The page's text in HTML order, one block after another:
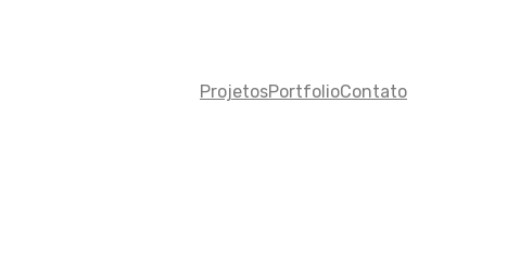
ProjetosPortfolioContato